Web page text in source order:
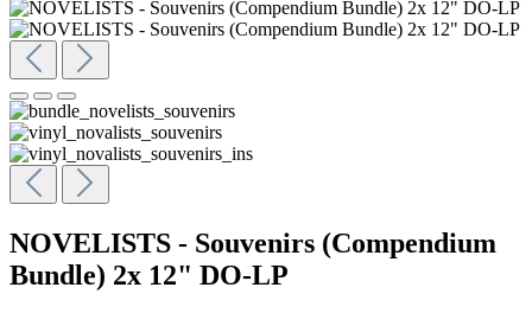
NOVELISTS - Souvenirs (Compendium
Bundle) 2x 12" DO-LP